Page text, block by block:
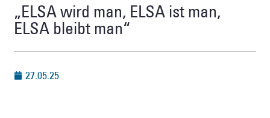
„ELSA wird man, ELSA ist man,
ELSA bleibt man“
27.05.25